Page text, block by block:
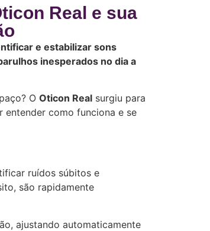
Real e sua
e estabilizar sons
inesperados no dia a
O Oticon Real surgiu para
entender como funciona e se
ruídos súbitos e
são rapidamente
ajustando automaticamente